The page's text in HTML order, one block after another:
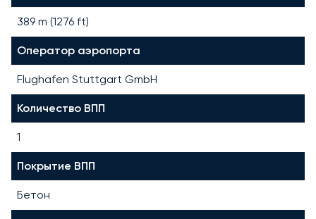
389 m (1276 ft)
Оператор аэропорта
Flughafen Stuttgart GmbH
Количество ВПП
1
Покрытие ВПП
Бетон